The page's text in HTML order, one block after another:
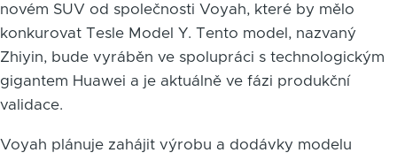
novém SUV od společnosti Voyah, které by mělo
konkurovat Tesle Model Y. Tento model, nazvaný
Zhiyin, bude vyráběn ve spolupráci s technologickým
gigantem Huawei a je aktuálně ve fázi produkční
validace.
Voyah plánuje zahájit výrobu a dodávky modelu